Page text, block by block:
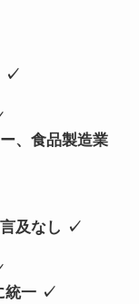
✓
、食品製造業
言及なし ✓
統一 ✓